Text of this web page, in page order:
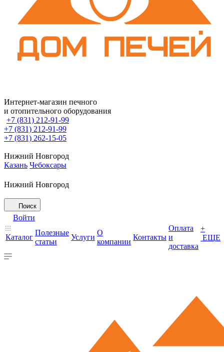
Интернет-магазин печного
и отопительного оборудования
+7 (831) 212-91-99
+7 (831) 212-91-99
+7 (831) 262-15-05
Нижний Новгород
Казань Чебоксары
Нижний Новгород
Поиск
Войти
Каталог
Полезные
статьи
Услуги
О
компании
Контакты
Оплата
и
доставка
+
ЕЩЕ